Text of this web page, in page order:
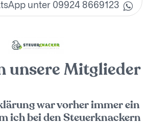
unter 09924 8669123
unsere Mitglieder
war vorher immer ein
ich bei den Steuerknackern